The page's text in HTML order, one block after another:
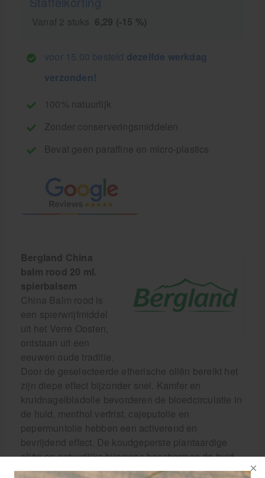
Vanaf 2 stuks 6,29 (-15 %)
voor 15.00 besteld dezelfde werkdag
verzonden!
100% natuurlijk
Zonder conserveringsmiddelen
Bevat geen paraffine en micro-plastics
Bergland China
balm rood 20 ml.
spierbalsem
China Balm rood is
een spierwrijfmiddel
uit het Verre Oosten,
ontstaan uit een
eeuwen oude traditie.
Door de geselecteerde etherische oliën bereikt het
zijn diepe effect bijzonder snel. Kamfer en
kruidnagelbladolie bevorderen de bloedcirculatie in
de huid, menthol verfrist, cajeputolie en
pepermuntolie hebben een activerend en
bevrijdend effect. De koudgeperste plantaardige
oliën en natuurlijke bijenwas beschermen de huid
tegen uitdroging.